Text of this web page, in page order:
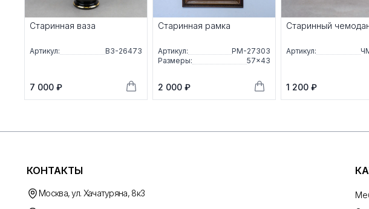
Старинная ваза
Артикул: ВЗ-26473
7 000 ₽
Старинная рамка
Артикул:
РМ-27303
Размеры:
57×43
2 000 ₽
Старинный
Артикул:
1 200 ₽
КОНТАКТЫ
Москва, ул. Хачатуряна, 8к3